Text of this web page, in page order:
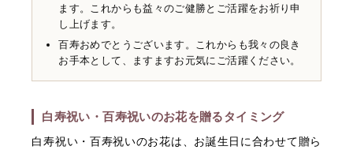
ます。これからも益々のご健勝とご活躍をお祈り申
し上げます。
百寿おめでとうございます。これからも我々の良き
お手本として、ますますお元気にご活躍ください。
白寿祝い・百寿祝いのお花を贈るタイミング
白寿祝い・百寿祝いのお花は、お誕生日に合わせて贈ら